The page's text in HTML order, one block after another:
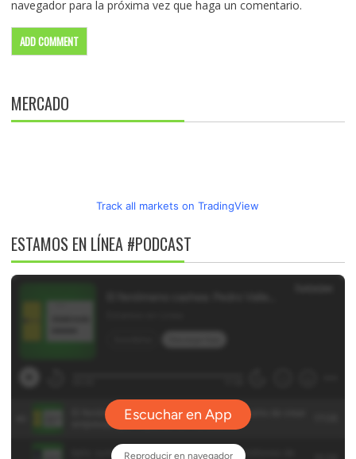
navegador para la próxima vez que haga un comentario.
MERCADO
Track all markets on TradingView
ESTAMOS EN LÍNEA #PODCAST